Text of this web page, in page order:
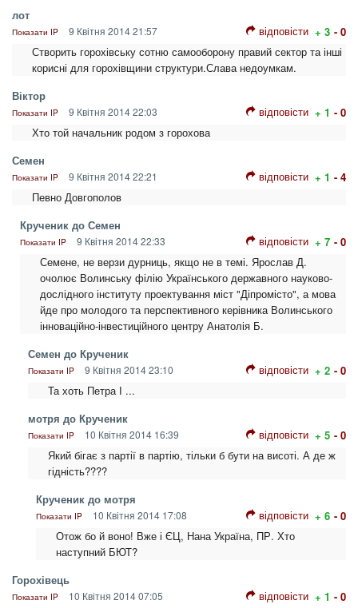
лот
Показати IP 9 Квітня 2014 21:57 відповісти + 3 - 0
Створить горохівську сотню самооборону правий сектор та інші
корисні для горохівщини структури.Слава недоумкам.
Віктор
Показати IP 9 Квітня 2014 22:03 відповісти + 1 - 0
Хто той начальник родом з горохова
Семен
Показати IP 9 Квітня 2014 22:21 відповісти + 1 - 4
Певно Довгополов
Крученик до Семен
Показати IP 9 Квітня 2014 22:33 відповісти + 7 - 0
Семене, не верзи дурниць, якщо не в темі. Ярослав Д.
очолює Волинську філію Українського державного науково-
дослідного інституту проектування міст "Діпромісто", а мова
йде про молодого та перспективного керівника Волинського
інноваційно-інвестиційного центру Анатолія Б.
Семен до Крученик
Показати IP 9 Квітня 2014 23:10 відповісти + 2 - 0
Та хоть Петра І ...
мотря до Крученик
Показати IP 10 Квітня 2014 16:39 відповісти + 5 - 0
Який бігає з партії в партію, тільки б бути на висоті. А де ж
гідність????
Крученик до мотря
Показати IP 10 Квітня 2014 17:08 відповісти + 6 - 0
Отож бо й воно! Вже і ЄЦ, Нана Україна, ПР. Хто
наступний БЮТ?
Горохівець
Показати IP 10 Квітня 2014 07:05 відповісти + 1 - 0